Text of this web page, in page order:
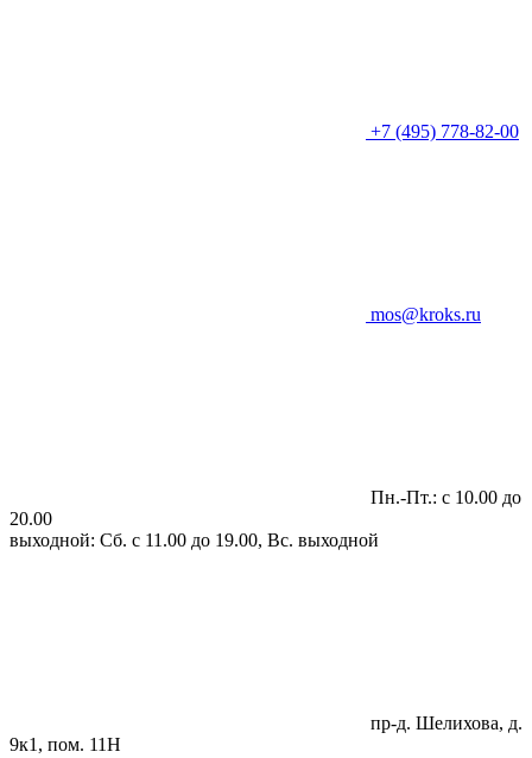
+7 (495) 778-82-00
mos@kroks.ru
Пн.-Пт.: с 10.00 до
20.00
выходной: Сб. с 11.00 до 19.00, Вс. выходной
пр-д. Шелихова, д.
9к1, пом. 11Н